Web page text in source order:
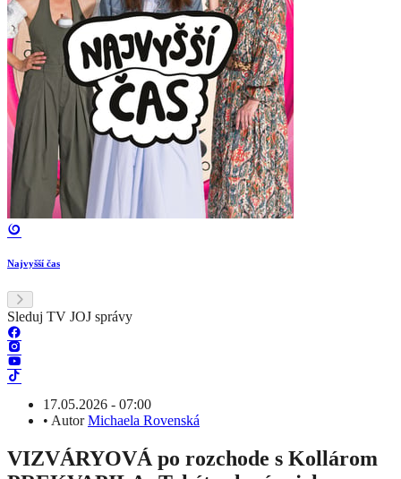
Najvyšší čas
Sleduj TV JOJ správy
17.05.2026 - 07:00
• AutorMichaela Rovenská
VIZVÁRYOVÁ po rozchode s Kollárom